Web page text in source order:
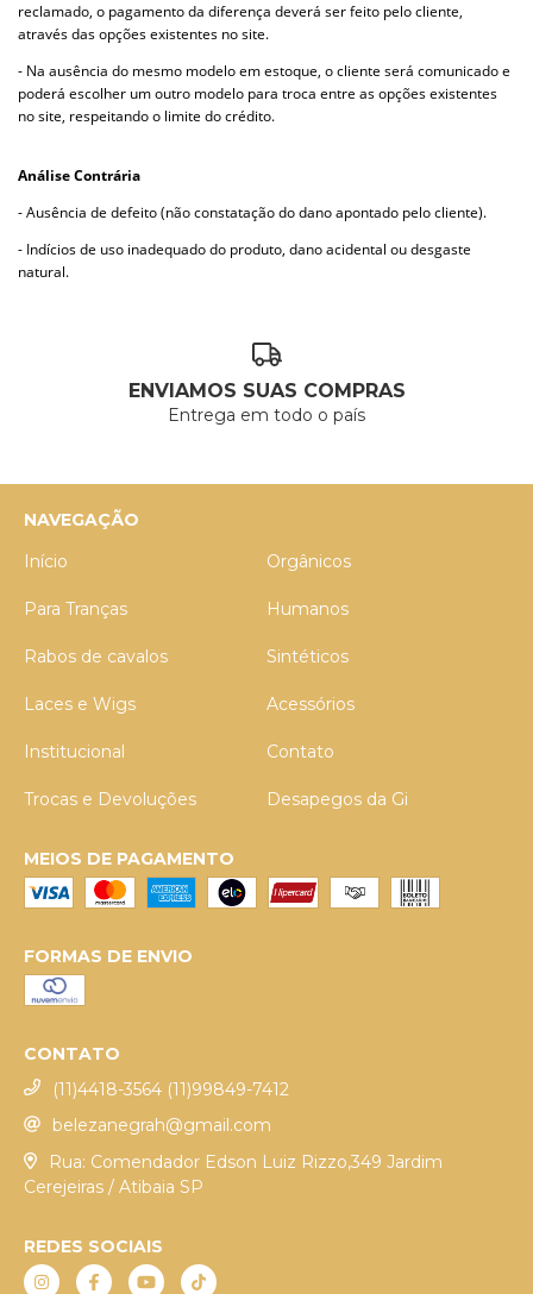
reclamado, o pagamento da diferença deverá ser feito pelo cliente,
através das opções existentes no site.
- Na ausência do mesmo modelo em estoque, o cliente será comunicado e
poderá escolher um outro modelo para troca entre as opções existentes
no site, respeitando o limite do crédito.
Análise Contrária
- Ausência de defeito (não constatação do dano apontado pelo cliente).
- Indícios de uso inadequado do produto, dano acidental ou desgaste
natural.
ENVIAMOS SUAS COMPRAS
Entrega em todo o país
NAVEGAÇÃO
Início
Orgânicos
Para Tranças Humanos
Rabos de cavalos Sintéticos
Laces e Wigs Acessórios
Institucional Contato
Trocas e Devoluções Desapegos da Gi
MEIOS DE PAGAMENTO
FORMAS DE ENVIO
CONTATO
(11)4418-3564 (11)99849-7412
belezanegrah@gmail.com
Rua: Comendador Edson Luiz Rizzo,349 Jardim
Cerejeiras / Atibaia SP
REDES SOCIAIS